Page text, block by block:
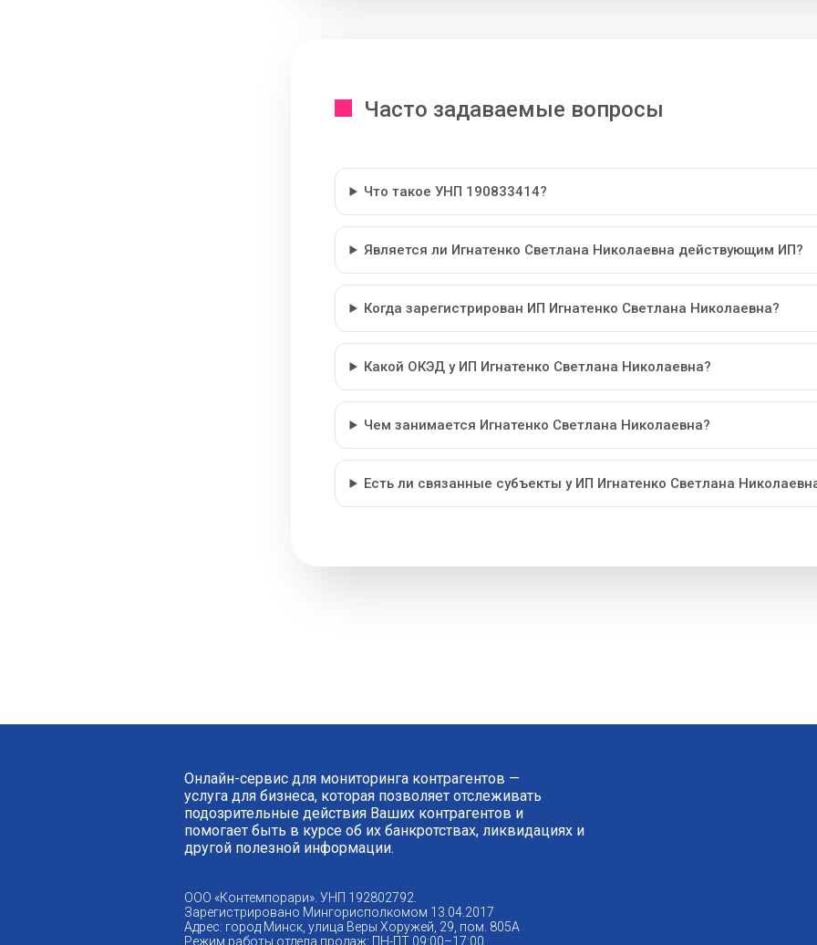
Часто задаваемые вопросы
Что такое УНП 190833414?
Является ли Игнатенко Светлана Николаевна действующим ИП?
Когда зарегистрирован ИП Игнатенко Светлана Николаевна?
Какой ОКЭД у ИП Игнатенко Светлана Николаевна?
Чем занимается Игнатенко Светлана Николаевна?
Есть ли связанные субъекты у ИП Игнатенко Светлана
Онлайн-сервис для мониторинга контрагентов —
услуга для бизнеса, которая позволяет отслеживать
подозрительные действия Ваших контрагентов и
помогает быть в курсе об их банкротствах, ликвидациях и
другой полезной информации.
ООО «Контемпорари». УНП 192802792.
Зарегистрировано Мингорисполкомом 13.04.2017
Адрес: город Минск, улица Веры Хоружей, 29, пом. 805А
Режим работы отдела продаж: ПН-ПТ 09:00–17:00.